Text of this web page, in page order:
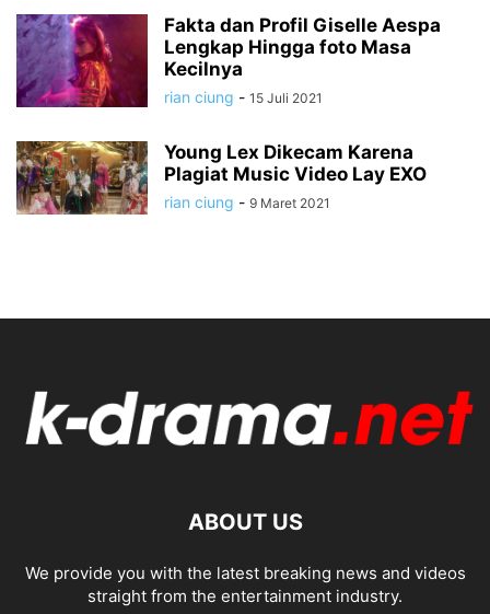
Fakta dan Profil Giselle Aespa
Lengkap Hingga foto Masa
Kecilnya
rian ciung - 15 Juli 2021
Young Lex Dikecam Karena
Plagiat Music Video Lay EXO
rian ciung - 9 Maret 2021
ABOUT US
We provide you with the latest breaking news and videos
straight from the entertainment industry.